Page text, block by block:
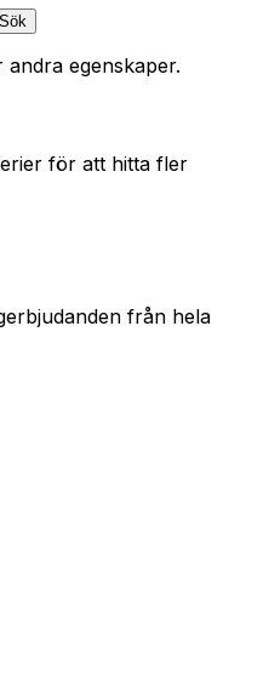
Sök
egenskaper.
för att hitta fler
från hela